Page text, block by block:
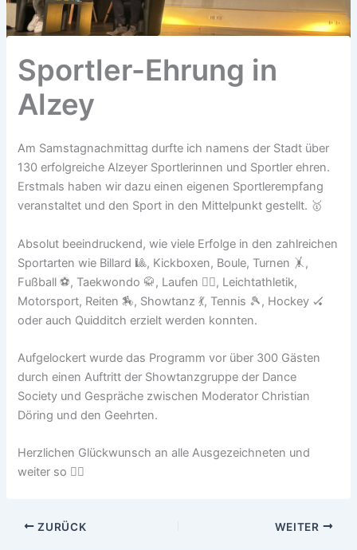
Sportler-Ehrung in
Alzey
Am Samstagnachmittag durfte ich namens der Stadt über
130 erfolgreiche Alzeyer Sportlerinnen und Sportler ehren.
Erstmals haben wir dazu einen eigenen Sportlerempfang
veranstaltet und den Sport in den Mittelpunkt gestellt. 🥇
Absolut beeindruckend, wie viele Erfolge in den zahlreichen
Sportarten wie Billard 🎱, Kickboxen, Boule, Turnen 🤸,
Fußball ⚽️, Taekwondo 🥋, Laufen 🏃‍♂️, Leichtathletik,
Motorsport, Reiten 🏇, Showtanz 💃, Tennis 🎾, Hockey 🏑
oder auch Quidditch erzielt werden konnten.
Aufgelockert wurde das Programm vor über 300 Gästen
durch einen Auftritt der Showtanzgruppe der Dance
Society und Gespräche zwischen Moderator Christian
Döring und den Geehrten.
Herzlichen Glückwunsch an alle Ausgezeichneten und
weiter so 👍🏻
ZURÜCK WEITER